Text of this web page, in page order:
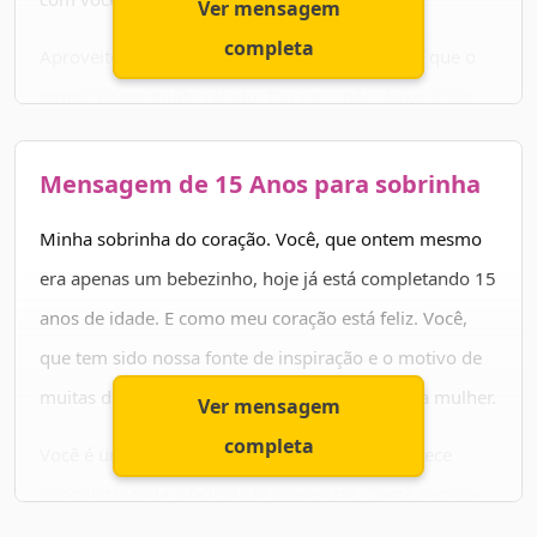
Aproveite bem a sua vida, e não se esqueça de que o
felicidade para depois. Eu te amo como se você fosse
minha própria filha e é por isso que te desejo o que
Feliz aniversário, da sua tia que muito te quer bem.
Ver mensagem
completa
Mensagem de 15 Anos para sobrinha
Minha sobrinha do coração. Você, que ontem mesmo
era apenas um bebezinho, hoje já está completando 15
anos de idade. E como meu coração está feliz. Você,
que tem sido nossa fonte de inspiração e o motivo de
muitas das nossas alegrias, é hoje uma menina mulher.
Você é um ser muito abençoado, por isso, merece
Ver mensagem
completa